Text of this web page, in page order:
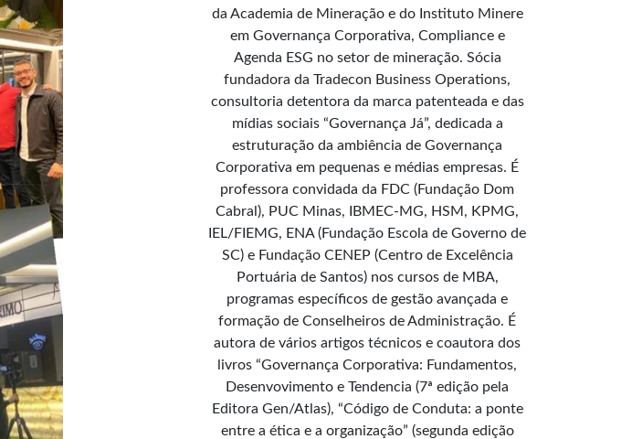
da Academia de Mineração e do Instituto Minere
em Governança Corporativa, Compliance e
Agenda ESG no setor de mineração. Sócia
fundadora da Tradecon Business Operations,
consultoria detentora da marca patenteada e das
mídias sociais “Governança Já”, dedicada a
estruturação da ambiência de Governança
Corporativa em pequenas e médias empresas. É
professora convidada da FDC (Fundação Dom
Cabral), PUC Minas, IBMEC-MG, HSM, KPMG,
IEL/FIEMG, ENA (Fundação Escola de Governo de
SC) e Fundação CENEP (Centro de Excelência
Portuária de Santos) nos cursos de MBA,
programas específicos de gestão avançada e
formação de Conselheiros de Administração. É
autora de vários artigos técnicos e coautora dos
livros “Governança Corporativa: Fundamentos,
Desenvovimento e Tendencia (7ª edição pela
Editora Gen/Atlas), “Código de Conduta: a ponte
entre a ética e a organização” (segunda edição